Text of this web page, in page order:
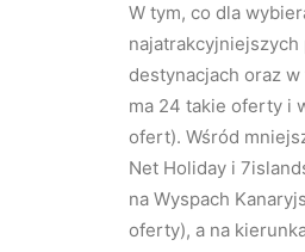
W tym, co dla
destynacjach oraz
ma 24 takie oferty i
ofert). Wśród
Net Holiday i
na Wyspach
oferty), a na